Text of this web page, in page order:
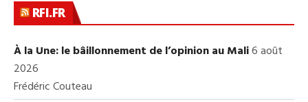
RFI.FR
À la Une: le bâillonnement de l’opinion au Mali6 août
2026
Frédéric Couteau